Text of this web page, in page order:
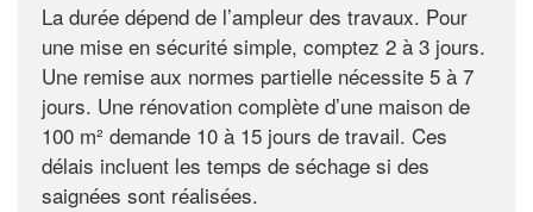
La durée dépend de l’ampleur des travaux. Pour
une mise en sécurité simple, comptez 2 à 3 jours.
Une remise aux normes partielle nécessite 5 à 7
jours. Une rénovation complète d’une maison de
100 m² demande 10 à 15 jours de travail. Ces
délais incluent les temps de séchage si des
saignées sont réalisées.